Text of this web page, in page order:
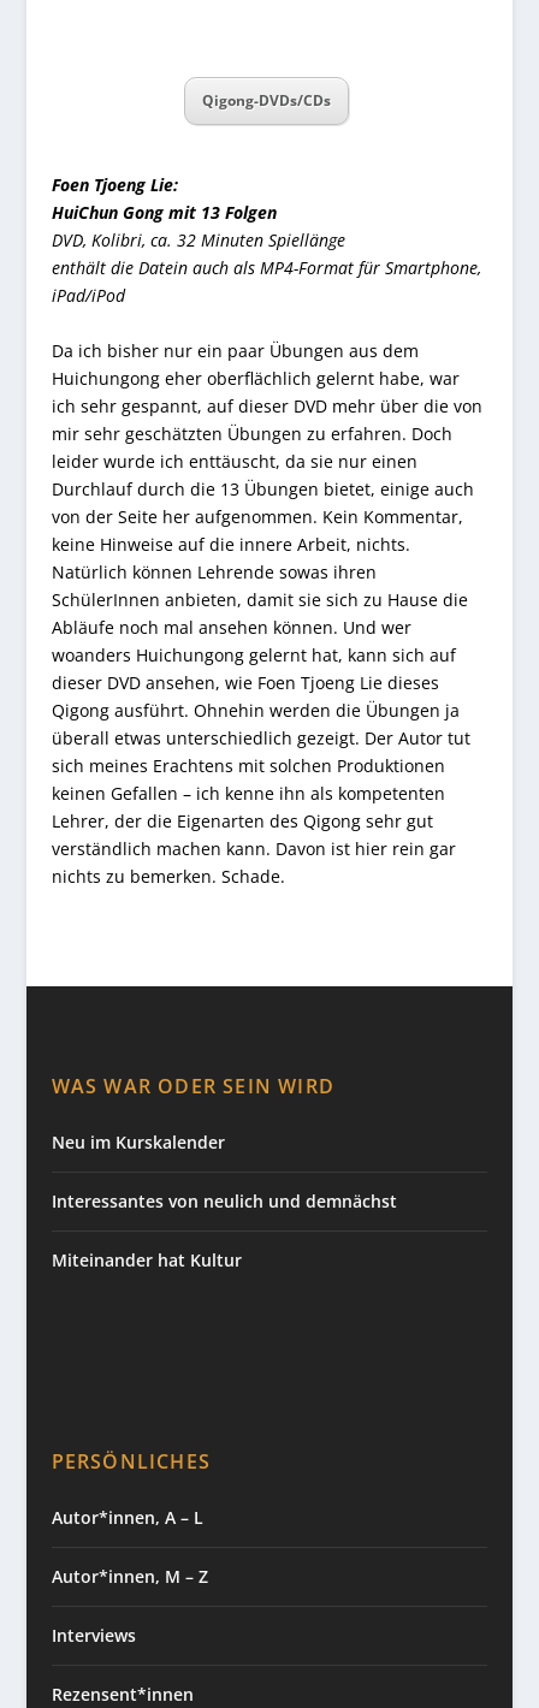
Qigong-DVDs/CDs
Foen Tjoeng Lie:
HuiChun Gong mit 13 Folgen
DVD, Kolibri, ca. 32 Minuten Spiellänge
enthält die Datein auch als MP4-Format für Smartphone,
iPad/iPod
Da ich bisher nur ein paar Übungen aus dem
Huichungong eher oberflächlich gelernt habe, war
ich sehr gespannt, auf dieser DVD mehr über die von
mir sehr geschätzten Übungen zu erfahren. Doch
leider wurde ich enttäuscht, da sie nur einen
Durchlauf durch die 13 Übungen bietet, einige auch
von der Seite her aufgenommen. Kein Kommentar,
keine Hinweise auf die innere Arbeit, nichts.
Natürlich können Lehrende sowas ihren
SchülerInnen anbieten, damit sie sich zu Hause die
Abläufe noch mal ansehen können. Und wer
woanders Huichungong gelernt hat, kann sich auf
dieser DVD ansehen, wie Foen Tjoeng Lie dieses
Qigong ausführt. Ohnehin werden die Übungen ja
überall etwas unterschiedlich gezeigt. Der Autor tut
sich meines Erachtens mit solchen Produktionen
keinen Gefallen – ich kenne ihn als kompetenten
Lehrer, der die Eigenarten des Qigong sehr gut
verständlich machen kann. Davon ist hier rein gar
nichts zu bemerken. Schade.
WAS WAR ODER SEIN WIRD
Neu im Kurskalender
Interessantes von neulich und demnächst
Miteinander hat Kultur
PERSÖNLICHES
Autor*innen, A – L
Autor*innen, M – Z
Interviews
Rezensent*innen